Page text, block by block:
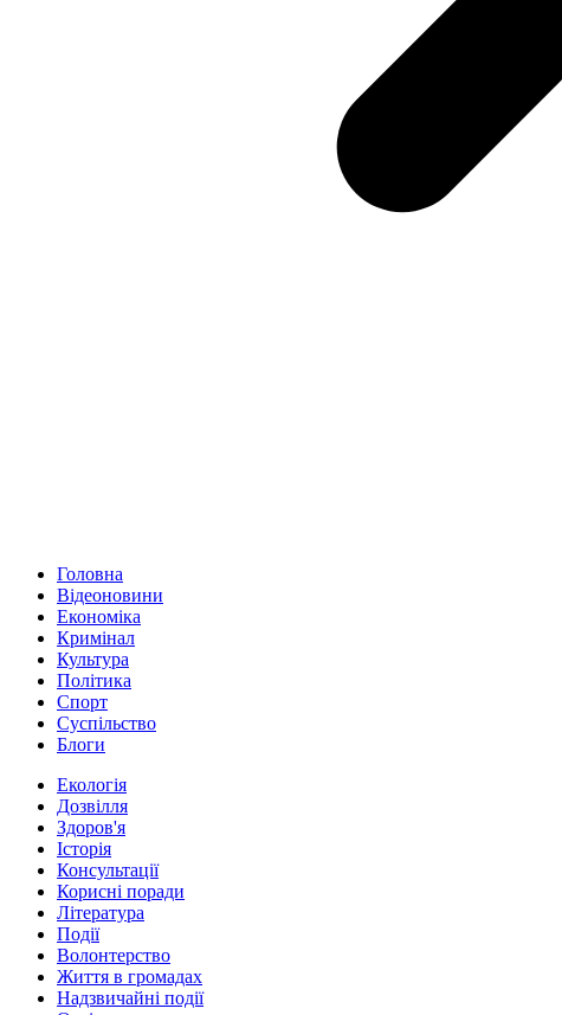
Головна
Відеоновини
Економіка
Кримінал
Культура
Політика
Спорт
Суспільство
Блоги
Екологія
Дозвілля
Здоров'я
Історія
Консультації
Корисні поради
Література
Події
Волонтерство
Життя в громадах
Надзвичайні події